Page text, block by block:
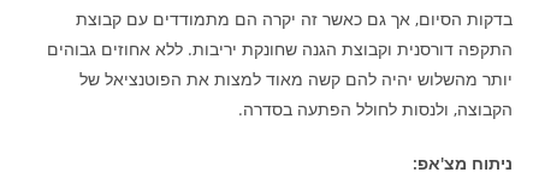
בדקות הסיום, אך גם כאשר זה יקרה הם מתמודדים עם קבוצת
התקפה דורסנית וקבוצת הגנה שחונקת יריבות. ללא אחוזים גבוהים
יותר מהשלוש יהיה להם קשה מאוד למצות את הפוטנציאל של
הקבוצה, ולנסות לחולל הפתעה בסדרה.
ניתוח מצ'אפ: